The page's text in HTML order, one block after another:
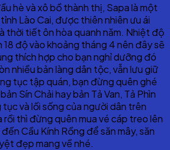
hè và xô bồ thành thị, Sapa là một
Lào Cai, được thiên nhiên ưu ái
thời tiết ôn hòa quanh năm. Nhiệt độ
18 độ vào khoảng tháng 4 nên đây sẽ
thích hợp cho bạn nghỉ dưỡng đó
nhiều bản làng dân tộc, vẫn lưu giữ
tục tập quán, bạn đừng quên ghé
Sín Chải hay bản Tả Van, Tả Phìn
và lối sống của người dân trên
rồi thì đừng quên mua vé cáp treo lên
Cầu Kính Rồng để săn mây, săn
đẹp mang về nhé.